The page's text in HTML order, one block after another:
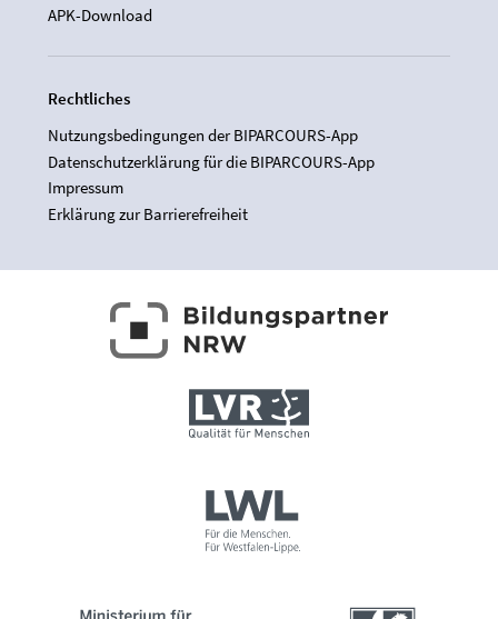
APK-Download
Rechtliches
Nutzungsbedingungen der BIPARCOURS-App
Datenschutzerklärung für die BIPARCOURS-App
Impressum
Erklärung zur Barrierefreiheit